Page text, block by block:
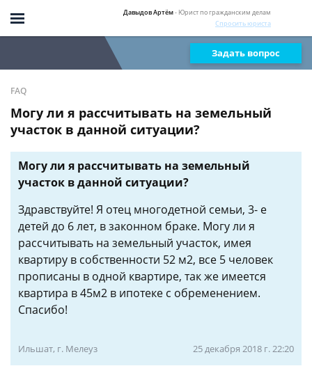
Давыдов Артём- Юрист по гражданским делам
Спросить юриста
Задать вопрос
FAQ
Могу ли я рассчитывать на земельный
участок в данной ситуации?
Могу ли я рассчитывать на земельный
участок в данной ситуации?
Здравствуйте! Я отец многодетной семьи, 3- е
детей до 6 лет, в законном браке. Могу ли я
рассчитывать на земельный участок, имея
квартиру в собственности 52 м2, все 5 человек
прописаны в одной квартире, так же имеется
квартира в 45м2 в ипотеке с обременением.
Спасибо!
Ильшат, г. Мелеуз 25 декабря 2018 г. 22:20